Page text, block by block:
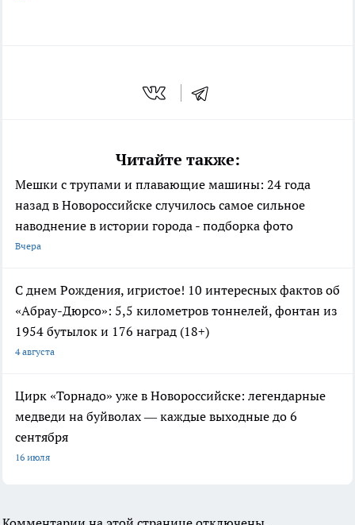
Читайте также:
Мешки с трупами и плавающие машины: 24 года
назад в Новороссийске случилось самое сильное
наводнение в истории города - подборка фото
Вчера
С днем Рождения, игристое! 10 интересных фактов об
«Абрау-Дюрсо»: 5,5 километров тоннелей, фонтан из
1954 бутылок и 176 наград (18+)
4 августа
Цирк «Торнадо» уже в Новороссийске: легендарные
медведи на буйволах — каждые выходные до 6
сентября
16 июля